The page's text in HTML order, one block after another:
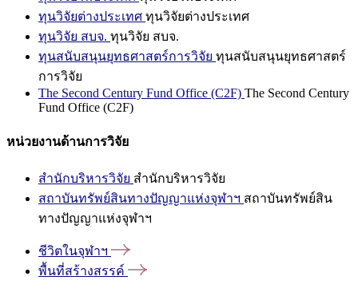
ทุนวิจัยต่างประเทศ ทุนวิจัยต่างประเทศ
ทุนวิจัย สบจ. ทุนวิจัย สบจ.
ทุนสนับสนุนยุทธศาสตร์การวิจัย ทุนสนับสนุนยุทธศาสตร์
การวิจัย
The Second Century Fund Office (C2F) The Second Century
Fund Office (C2F)
หน่วยงานด้านการวิจัย
สำนักบริหารวิจัย สำนักบริหารวิจัย
สถาบันทรัพย์สินทางปัญญาแห่งจุฬาฯ สถาบันทรัพย์สิน
ทางปัญญาแห่งจุฬาฯ
ชีวิตในจุฬาฯ
พื้นที่สร้างสรรค์